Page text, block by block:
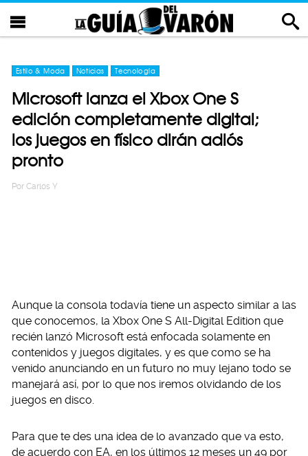
Estilo & Moda Noticias Tecnología
Microsoft lanza el Xbox One S
edición completamente digital;
los juegos en físico dirán adiós
pronto
Por Carlos Y
Aunque la consola todavía tiene un aspecto similar a las
que conocemos, la Xbox One S All-Digital Edition que
recién lanzó Microsoft está enfocada solamente en
contenidos y juegos digitales, y es que como se ha
venido anunciando en un futuro no muy lejano todo se
manejará así, por lo que nos iremos olvidando de los
juegos en disco.
Para que te des una idea de lo avanzado que va esto,
de acuerdo con EA, en los últimos 12 meses un 49 por